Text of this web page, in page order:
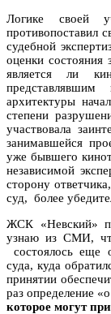
Логике своей
противопоставил
судебной
оценки состояния
является ли
архитектуры
степени
участвовала
занимавшейся
уже бывшего
независимой
сторону
суд, более
ЖСК «Невский»
узнаю из СМИ,
состоялось еще
суда, куда
принятии
раз определение
которое могут